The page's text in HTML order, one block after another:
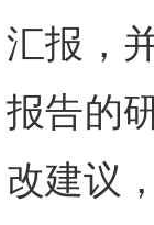
汇报，
报告的
改建议